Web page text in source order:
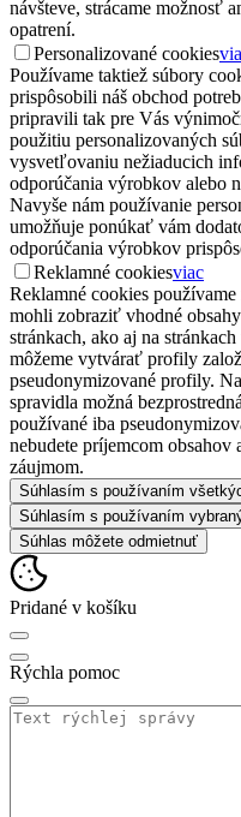
návšteve, strácame možnosť
opatrení.
Personalizované cookies
Používame taktiež súbory
prispôsobili náš obchod
pripravili tak pre Vás
použitiu personalizovaných
vysvetľovaniu nežiaducich
odporúčania výrobkov alebo
Navyše nám používanie
umožňuje ponúkať vám
odporúčania výrobkov
Reklamné cookiesviac
Reklamné cookies
mohli zobraziť vhodné
stránkach, ako aj na
môžeme vytvárať profily
pseudonymizované profily.
spravidla možná
používané iba
nebudete príjemcom obsahov
záujmom.
Súhlasím s používaním
Súhlasím s používaním
Súhlas môžete odmietnuť
Pridané v košíku
Rýchla pomoc